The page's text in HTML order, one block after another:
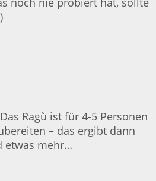
Ragù ist für 4-5 Personen
– das ergibt dann
etwas mehr…